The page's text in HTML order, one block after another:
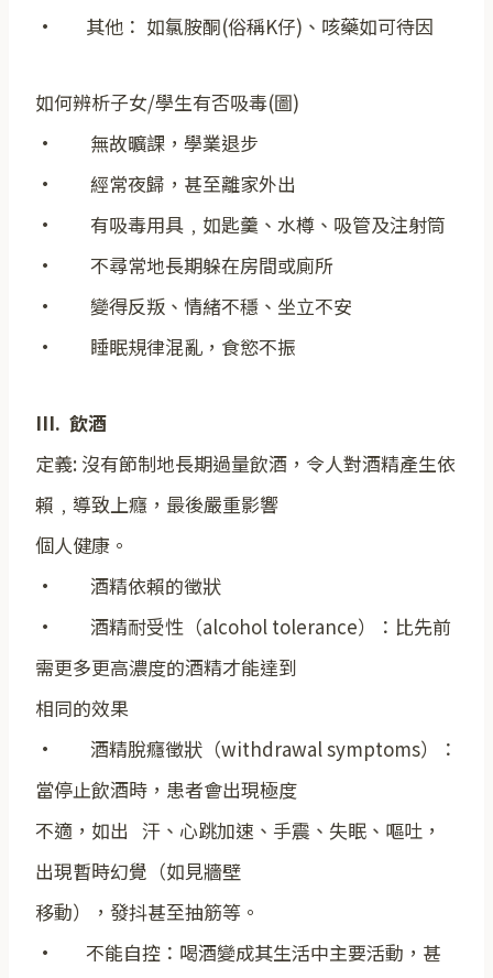
· 其他： 如氯胺酮(俗稱K仔)、咳藥如可待因
如何辨析子女/學生有否吸毒(圖)
· 無故曠課，學業退步
· 經常夜歸，甚至離家外出
· 有吸毒用具﹐如匙羹、水樽、吸管及注射筒
· 不尋常地長期躲在房間或廁所
· 變得反叛、情緒不穩、坐立不安
· 睡眠規律混亂，食慾不振
III. 飲酒
定義: 沒有節制地長期過量飲酒，令人對酒精產生依
賴﹐導致上癮，最後嚴重影響
個人健康。
· 酒精依賴的徵狀
· 酒精耐受性（alcohol tolerance）：比先前
需更多更高濃度的酒精才能達到
相同的效果
· 酒精脫癮徵狀（withdrawal symptoms）：
當停止飲酒時，患者會出現極度
不適，如出 汗、心跳加速、手震、失眠、嘔吐，
出現暫時幻覺（如見牆壁
移動），發抖甚至抽筋等。
· 不能自控：喝酒變成其生活中主要活動，甚